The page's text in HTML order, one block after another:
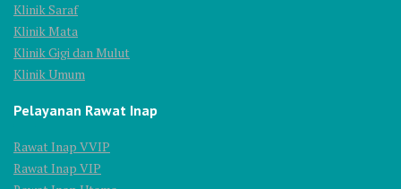
Klinik Saraf
Klinik Mata
Klinik Gigi dan Mulut
Klinik Umum
Pelayanan Rawat Inap
Rawat Inap VVIP
Rawat Inap VIP